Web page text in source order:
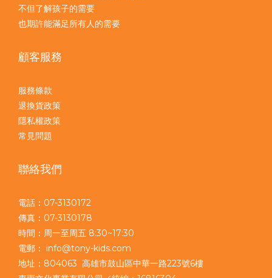
不但了解孩子的需要
也期許能滿足所有人的需要
顧客服務
服務條款
退換貨政策
隱私權政策
常見問題
聯絡我們
電話：07-3130172
傳真：07-3130178
時間：周一至周五 8:30~17:30
電郵： info@tony-kids.com
地址：804063 高雄市鼓山區中華一路223號6樓